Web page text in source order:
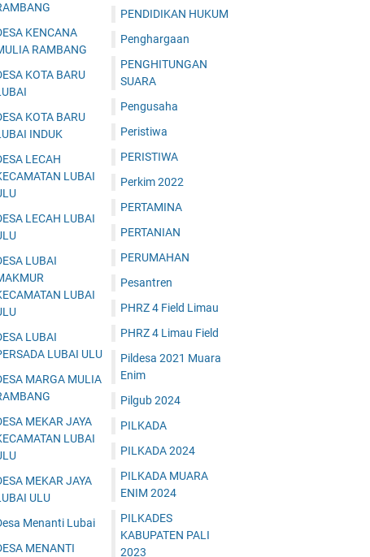
KENCANA
RAMBANG
KOTA BARU
KOTA BARU
INDUK
LECAH
LUBAI
LECAH LUBAI
LUBAI
LUBAI
LUBAI
LUBAI ULU
MARGA MULIA
MEKAR JAYA
LUBAI
MEKAR JAYA
ULU
Menanti Lubai
MENANTI
PENDIDIKAN HUKUM
Penghargaan
PENGHITUNGAN
SUARA
Pengusaha
Peristiwa
PERISTIWA
Perkim 2022
PERTAMINA
PERTANIAN
PERUMAHAN
Pesantren
PHRZ 4 Field Limau
PHRZ 4 Limau Field
Pildesa 2021 Muara
Enim
Pilgub 2024
PILKADA
PILKADA 2024
PILKADA MUARA
ENIM 2024
PILKADES
KABUPATEN PALI
2023